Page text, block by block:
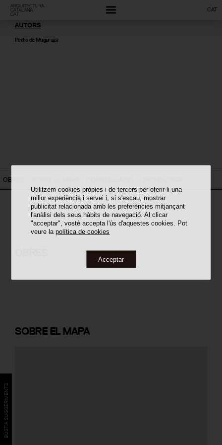
Utilitzem cookies pròpies i de tercers per oferir-li una
millor experiència i servei i, si s'escau, mostrar
publicitat relacionada amb les preferències mitjançant
l'anàlisi dels seus hàbits de navegació. Al clicar
"acceptar", vostè accepta l'ús d'aquestes cookies. Pot
veure lapolítica de cookies
Acceptar
CAT
AUTORS
Pedro de Muguruza
OBRES
Estació de França
SOBREEL MAPA
BÚSTIA SUGGERIMENTS